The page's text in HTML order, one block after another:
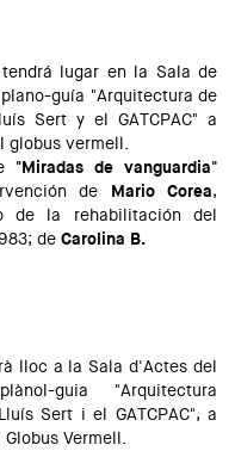
y Ciudad Sostenible,
lugar en la Sala de
guía "Arquitectura de
Sert y el GATCPAC" a
globus vermell.
"Miradas de vanguardia"
de Mario Corea,
de la rehabilitación del
de Carolina B.
guia "Arquitectura
lloc a la Sala d'Actes del
guia "Arquitectura
Sert i el GATCPAC", a
Vermell.